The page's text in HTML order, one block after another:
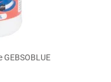
GEBSOBLUE